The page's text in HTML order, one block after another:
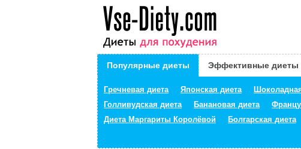
Популярные диеты
Гречневая диета Японская диета
Голливудская диета
Банановая диета
Диета Маргариты Королёвой
Болгарская диета
Эффективные диеты